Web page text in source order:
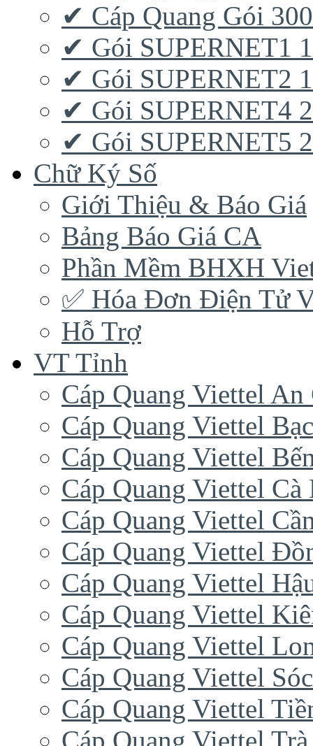
✔ Cáp Quang Gói
✔ Gói SUPERNET1
✔ Gói SUPERNET2
✔ Gói SUPERNET4
✔ Gói SUPERNET5
Chữ Ký Số
Giới Thiệu & Báo Giá
Bảng Báo Giá CA
Phần Mềm BHXH
✅‎ Hóa Đơn Điện Tử
Hỗ Trợ
VT Tỉnh
Cáp Quang Viettel An
Cáp Quang Viettel
Cáp Quang Viettel
Cáp Quang Viettel Cà
Cáp Quang Viettel
Cáp Quang Viettel
Cáp Quang Viettel
Cáp Quang Viettel
Cáp Quang Viettel
Cáp Quang Viettel
Cáp Quang Viettel